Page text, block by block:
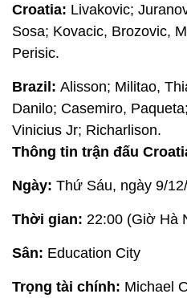
Croatia: Livakovic;
Sosa; Kovacic, Brozovic,
Perisic.
Brazil: Alisson; Militao,
Danilo; Casemiro,
Vinicius Jr; Richarlison.
Thông tin trận đấu
Ngày: Thứ Sáu, ngày 9/
Thời gian: 22:00 (Giờ Hà
Sân: Education City
Trọng tài chính: Michael